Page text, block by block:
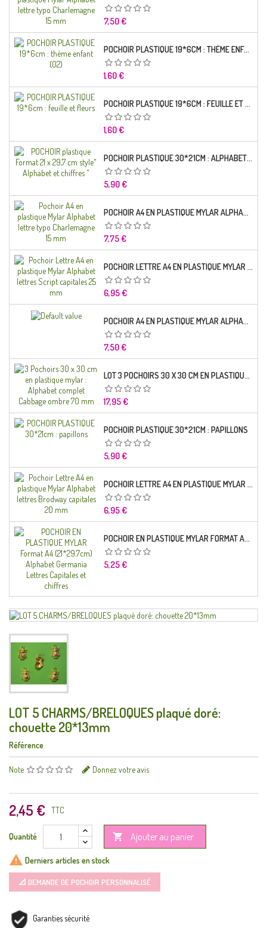
Prix
7,50 €
POCHOIR PLASTIQUE 19*6CM : THÈME ENFANT (02)
Prix
1,60 €
POCHOIR PLASTIQUE 19*6CM : FEUILLE ET FLEURS
Prix
1,60 €
POCHOIR PLASTIQUE 30*21CM : ALPHABET (02)
Prix
5,90 €
POCHOIR A4 EN PLASTIQUE MYLAR ALPHABET LETTRE TYPO RAVIE 30 MM
Prix
7,75 €
POCHOIR LETTRE A4 EN PLASTIQUE MYLAR ALPHABET LETTRES SCRIPT CAPITALES 25 MM
Prix
6,95 €
POCHOIR A4 EN PLASTIQUE MYLAR ALPHABET LETTRE TYPO SCIENCE 35 MM
Prix
7,50 €
LOT 3 POCHOIRS 30 X 30 CM EN PLASTIQUE MYLAR : ALPHABET COMPLET CABBAGE OMBRE 70 MM
Prix
17,95 €
POCHOIR PLASTIQUE 30*21CM : PAPILLONS
Prix
5,90 €
POCHOIR LETTRE A4 EN PLASTIQUE MYLAR ALPHABET LETTRES BRODWAY CAPITALES 20 MM
Prix
6,95 €
POCHOIR EN PLASTIQUE MYLAR FORMAT A4 (21*29.7CM) ALPHABET GERMANICA LETTRES CAPITALES ET CHIFFRES
Prix
5,25 €
LOT 5 CHARMS/BRELOQUES plaqué doré:
chouette 20*13mm
Référence
Note Donnez votre avis
2,45 € TTC
Quantité  Ajouter au panier
 Derniers articles en stock
📐 DEMANDE DE POCHOIR PERSONNALISÉ
Garanties sécurité